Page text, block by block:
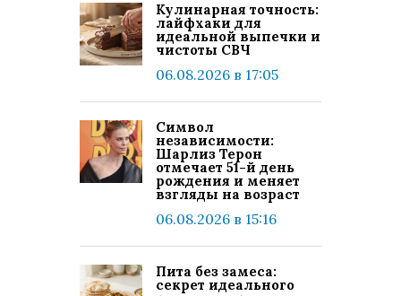
Кулинарная точность:
лайфхаки для
идеальной выпечки и
чистоты СВЧ
06.08.2026 в 17:05
Символ
независимости:
Шарлиз Терон
отмечает 51-й день
рождения и меняет
взгляды на возраст
06.08.2026 в 15:16
Пита без замеса:
секрет идеального